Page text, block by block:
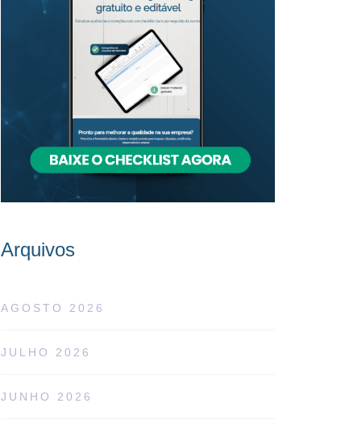
Arquivos
AGOSTO 2026
JULHO 2026
JUNHO 2026